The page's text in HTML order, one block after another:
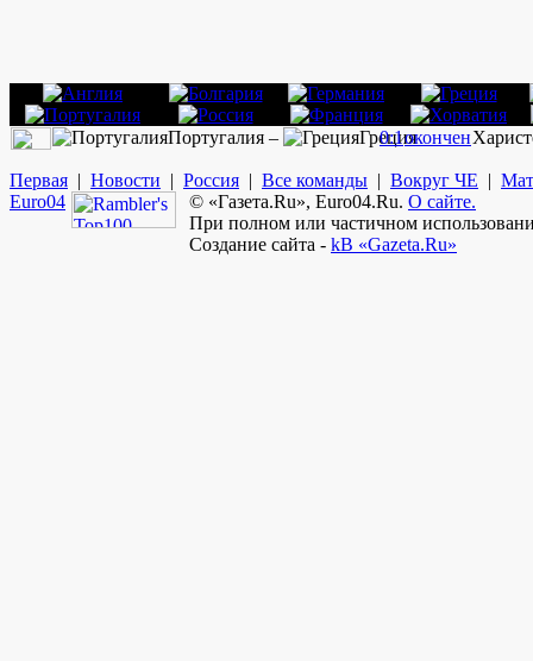
Португалия – Греция
0:1окончен
Первая | Новости | Россия | Все команды | Вокруг ЧЕ |
Euro04 © «Газета.Ru», Euro04.Ru. О сайте.
При полном или частичном
Создание сайта - kB «Gazeta.Ru»